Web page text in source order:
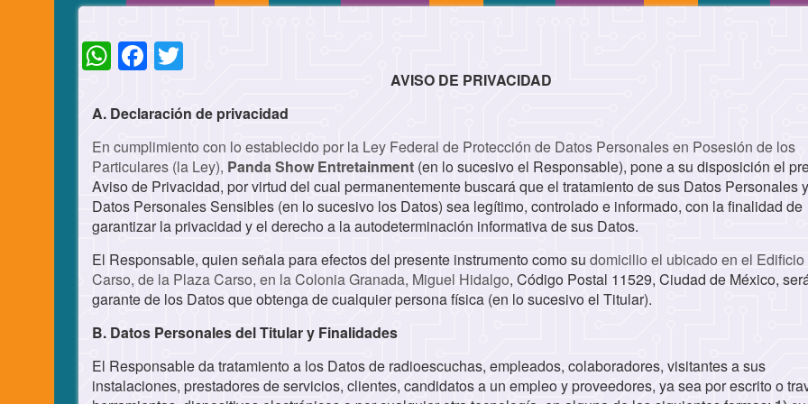
WhatsApp
Facebook
AVISO DE PRIVACIDAD
A. Declaración de privacidad
En cumplimiento con lo establecido por la Ley Federal de Protección de Datos Personales en Posesión de los
Particulares (la Ley), Panda Show Entretainment (en lo sucesivo el Responsable), pone a su disposición el
Aviso de Privacidad, por virtud del cual permanentemente buscará que el tratamiento de sus Datos Personales
Datos Personales Sensibles (en lo sucesivo los Datos) sea legítimo, controlado e informado, con la finalidad de
garantizar la privacidad y el derecho a la autodeterminación informativa de sus Datos.
El Responsable, quien señala para efectos del presente instrumento como su domicilio el ubicadoen el Edificio
Carso, de la Plaza Carso, en la Colonia Granada, Miguel Hidalgo, Código Postal 11529, Ciudad de México,
garante de los Datos que obtenga de cualquier persona física (en lo sucesivo el Titular).
B. Datos Personales del Titular y Finalidades
El Responsable da tratamiento a los Datos de radioescuchas, empleados, colaboradores, visitantes a sus
instalaciones, prestadores de servicios, clientes, candidatos a un empleo y proveedores, ya sea por escrito o